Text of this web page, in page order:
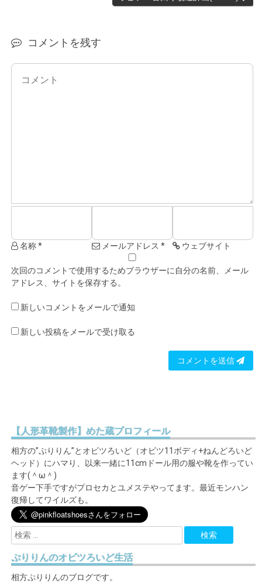
コメントを残す
名称 * メールアドレス * ウェブサイト
次回のコメントで使用するためブラウザーに自分の名前、メール
アドレス、サイトを保存する。
新しいコメントをメールで通知
新しい投稿をメールで受け取る
コメントを送信
【人形革靴製作】めた蔵プロフィール
相方の”ぷりりん”とオビツろいど（オビツ11ボディ+ねんどろいど
ヘッド）にハマり、以来一緒に11cmドール用の服や靴を作ってい
ます(＾ω＾)
音ゲー下手ですがプロセカとユメステやってます。最近モンハン
復帰してワイルズも。
ぷりりんのオビツろいど生活
相方ぷりりんのブログです。